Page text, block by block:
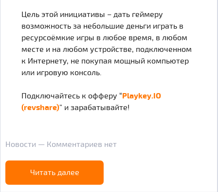
Цель этой инициативы – дать геймеру
возможность за небольшие деньги играть в
ресурсоёмкие игры в любое время, в любом
месте и на любом устройстве, подключенном
к Интернету, не покупая мощный компьютер
или игровую консоль.
Подключайтесь к офферу “Playkey.IO
(revshare)” и зарабатывайте!
Новости — Комментариев нет
Читать далее